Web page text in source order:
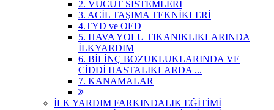
2. VÜCUT SİSTEMLERİ
3. ACİL TAŞIMA TEKNİKLERİ
4.TYD ve OED
5. HAVA YOLU TIKANIKLIKLARINDA
İLKYARDIM
6. BİLİNÇ BOZUKLUKLARINDA VE
CİDDİ HASTALIKLARDA ...
7. KANAMALAR
İLK YARDIM FARKINDALIK EĞİTİMİ